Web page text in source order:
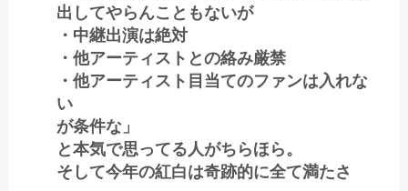
出してやらんこともないが
・中継出演は絶対
・他アーティストとの絡み厳禁
・他アーティスト目当てのファンは入れな
い
が条件な」
と本気で思ってる人がちらほら。
そして今年の紅白は奇跡的に全て満たさ